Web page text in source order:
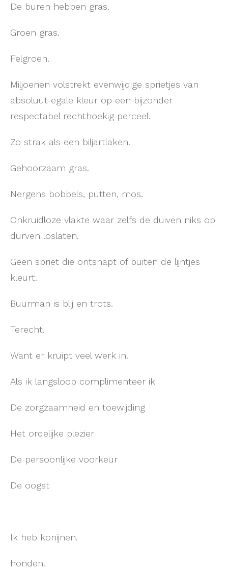
De buren hebben gras.
Groen gras.
Felgroen.
Miljoenen volstrekt evenwijdige sprietjes van
absoluut egale kleur op een bijzonder
respectabel rechthoekig perceel.
Zo strak als een biljartlaken.
Gehoorzaam gras.
Nergens bobbels, putten, mos.
Onkruidloze vlakte waar zelfs de duiven niks op
durven loslaten.
Geen spriet die ontsnapt of buiten de lijntjes
kleurt.
Buurman is blij en trots.
Terecht.
Want er kruipt veel werk in.
Als ik langsloop complimenteer ik
De zorgzaamheid en toewijding
Het ordelijke plezier
De persoonlijke voorkeur
De oogst
Ik heb konijnen.
honden.